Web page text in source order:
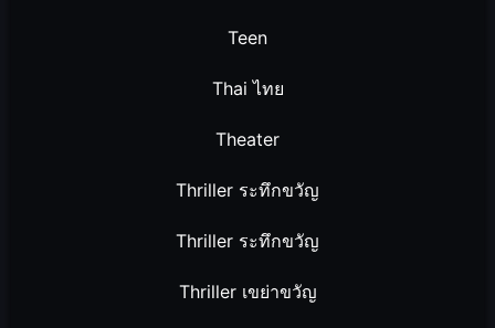
Teen
Thai ไทย
Theater
Thriller ระทึกขวัญ
Thriller ระทึกขวัญ
Thriller เขย่าขวัญ